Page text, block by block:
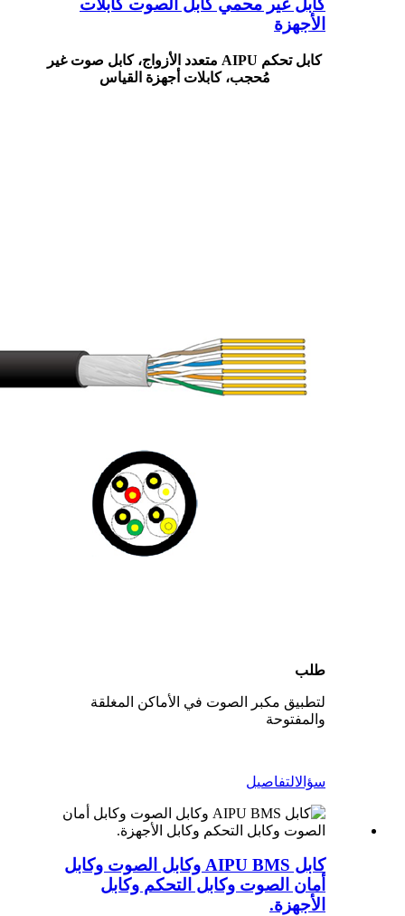
كابل غير محمي كابل الصوت كابلات
الأجهزة
كابل تحكم AIPU متعدد الأزواج، كابل صوت غير
مُحجب، كابلات أجهزة القياس
طلب
لتطبيق مكبر الصوت في الأماكن المغلقة
والمفتوحة
سؤالالتفاصيل
كابل AIPU BMS وكابل الصوت وكابل
أمان الصوت وكابل التحكم وكابل
الأجهزة.